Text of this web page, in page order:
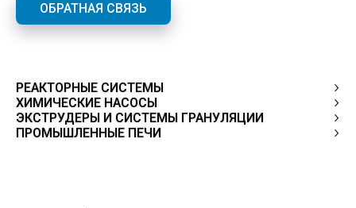
ОБРАТНАЯ СВЯЗЬ
РЕАКТОРНЫЕ СИСТЕМЫ
ХИМИЧЕСКИЕ НАСОСЫ
ЭКСТРУДЕРЫ И СИСТЕМЫ ГРАНУЛЯЦИИ
ПРОМЫШЛЕННЫЕ ПЕЧИ